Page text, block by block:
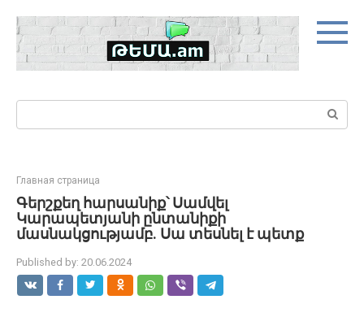
content
Search:
Главная страница
Գերշքեղ հարսանիք՝ Սամվել
Կարապետյանի ընտանիքի
մասնակցությամբ. Սա տեսնել է պետք
Published by: 20.06.2024